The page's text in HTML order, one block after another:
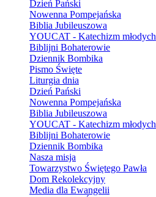
Dzień Pański
Nowenna Pompejańska
Biblia Jubileuszowa
YOUCAT - Katechizm młodych
Biblijni Bohaterowie
Dziennik Bombika
Pismo Święte
Liturgia dnia
Dzień Pański
Nowenna Pompejańska
Biblia Jubileuszowa
YOUCAT - Katechizm młodych
Biblijni Bohaterowie
Dziennik Bombika
Nasza misja
Towarzystwo Świętego Pawła
Dom Rekolekcyjny
Media dla Ewangelii